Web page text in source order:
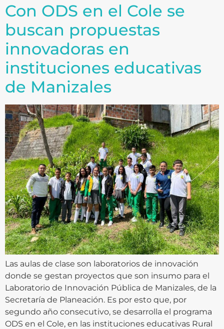
Con ODS en el Cole se
buscan propuestas
innovadoras en
instituciones educativas
de Manizales
Las aulas de clase son laboratorios de innovación
donde se gestan proyectos que son insumo para el
Laboratorio de Innovación Pública de Manizales, de la
Secretaría de Planeación. Es por esto que, por
segundo año consecutivo, se desarrolla el programa
ODS en el Cole, en las instituciones educativas Rural